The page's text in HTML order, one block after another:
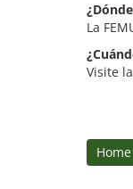
La
Visite
Home